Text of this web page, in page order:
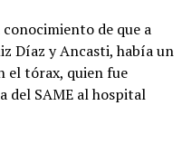
de que a
Díaz y Ancasti, había un
el tórax, quien fue
del SAME al hospital